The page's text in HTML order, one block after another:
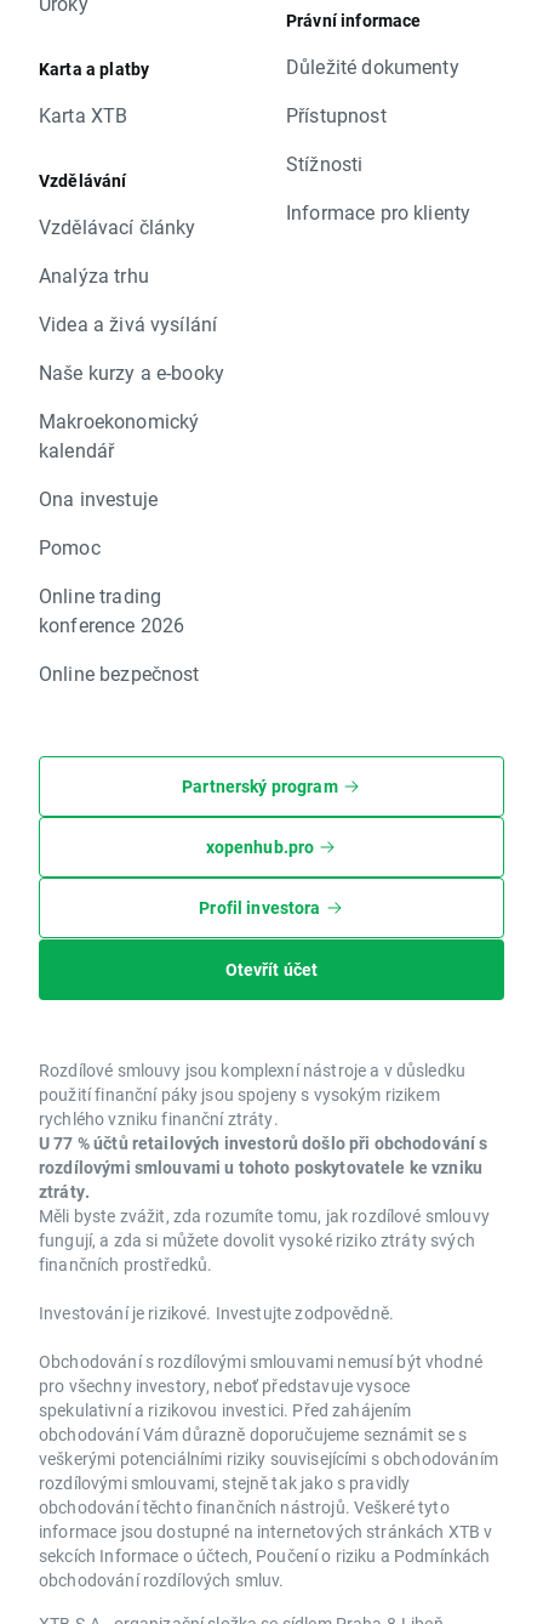
Karta a platby
Karta XTB
Vzdělávání
Vzdělávací články
Analýza trhu
Videa a živá vysílání
Naše kurzy a e-booky
Makroekonomický
kalendář
Ona investuje
Pomoc
Online trading
konference 2026
Online bezpečnost
Právní informace
Důležité dokumenty
Přístupnost
Stížnosti
Informace pro klienty
Partnerský program
xopenhub.pro
Profil investora
Otevřít účet
Rozdílové smlouvy jsou komplexní nástroje a v důsledku
použití finanční páky jsou spojeny s vysokým rizikem
rychlého vzniku finanční ztráty.
U 77 % účtů retailových investorů došlo při obchodování s
rozdílovými smlouvami u tohoto poskytovatele ke vzniku
ztráty.
Měli byste zvážit, zda rozumíte tomu, jak rozdílové smlouvy
fungují, a zda si můžete dovolit vysoké riziko ztráty svých
finančních prostředků.
Investování je rizikové. Investujte zodpovědně.
Obchodování s rozdílovými smlouvami nemusí být vhodné
pro všechny investory, neboť představuje vysoce
spekulativní a rizikovou investici. Před zahájením
obchodování Vám důrazně doporučujeme seznámit se s
veškerými potenciálními riziky souvisejícími s obchodováním
rozdílovými smlouvami, stejně tak jako s pravidly
obchodování těchto finančních nástrojů. Veškeré tyto
informace jsou dostupné na internetových stránkách XTB v
sekcích Informace o účtech, Poučení o riziku a Podmínkách
obchodování rozdílových smluv.